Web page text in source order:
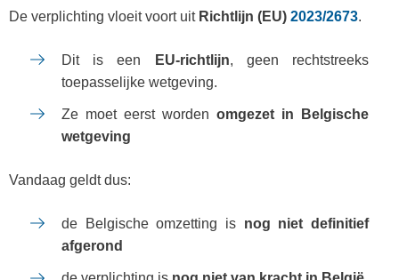
De verplichting vloeit voort uit Richtlijn (EU) 2023/2673.
Dit is een EU-richtlijn, geen rechtstreeks
toepasselijke wetgeving.
Ze moet eerst worden omgezet in Belgische
wetgeving
Vandaag geldt dus:
de Belgische omzetting is nog niet definitief
afgerond